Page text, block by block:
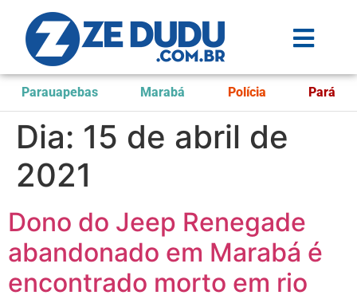
Parauapebas Marabá Polícia Pará
Dia: 15 de abril de
2021
Dono do Jeep Renegade
abandonado em Marabá é
encontrado morto em rio